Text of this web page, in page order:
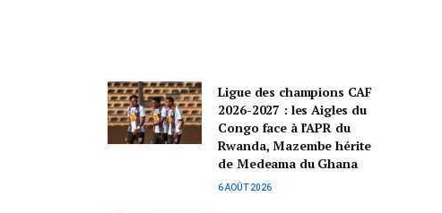
Ligue des champions CAF
2026-2027 : les Aigles du
Congo face à l’APR du
Rwanda, Mazembe hérite
de Medeama du Ghana
6 AOÛT 2026